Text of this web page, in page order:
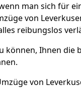
man sich für
von
reibungslos
können, Ihnen
von